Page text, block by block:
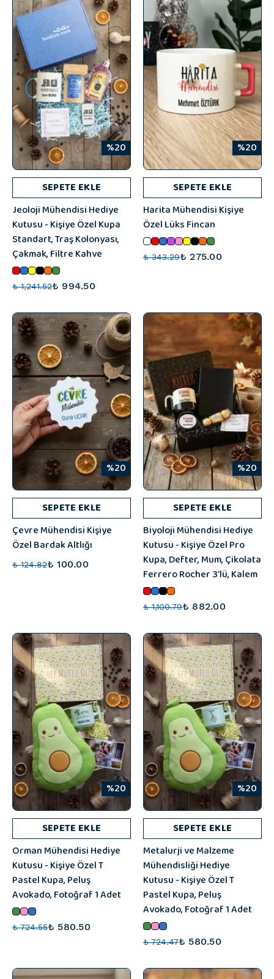
%20
SEPETE EKLE
Jeoloji Mühendisi Hediye
Kutusu - Kişiye Özel Kupa
Standart, Traş Kolonyası,
Çakmak, Filtre Kahve
₺ 1,241.52₺ 994.50
%20
SEPETE EKLE
Harita Mühendisi Kişiye
Özel Lüks Fincan
₺ 343.29₺ 275.00
%20
SEPETE EKLE
Çevre Mühendisi Kişiye
Özel Bardak Altlığı
₺ 124.82₺ 100.00
%20
SEPETE EKLE
Biyoloji Mühendisi Hediye
Kutusu - Kişiye Özel Pro
Kupa, Defter, Mum, Çikolata
Ferrero Rocher 3'lü, Kalem
₺ 1,100.79₺ 882.00
%20
SEPETE EKLE
Orman Mühendisi Hediye
Kutusu - Kişiye Özel T
Pastel Kupa, Peluş
Avokado, Fotoğraf 1 Adet
₺ 724.55₺ 580.50
%20
SEPETE EKLE
Metalurji ve Malzeme
Mühendisliği Hediye
Kutusu - Kişiye Özel T
Pastel Kupa, Peluş
Avokado, Fotoğraf 1 Adet
₺ 724.47₺ 580.50